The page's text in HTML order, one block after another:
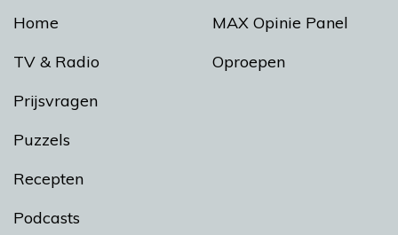
Home
TV & Radio
Prijsvragen
Puzzels
Recepten
Podcasts
MAX Opinie Panel
Oproepen